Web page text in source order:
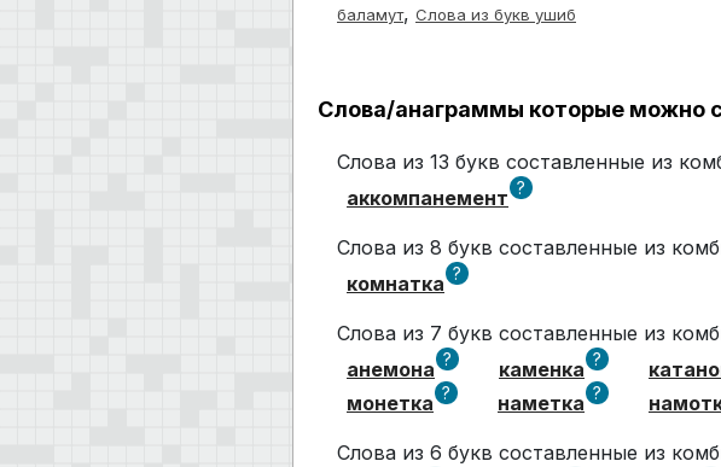
баламут, Слова из букв ушиб
Слова/анаграммы которые можно
Слова из 13 букв составленные из
аккомпанемент ?
Слова из 8 букв составленные из
комнатка ?
Слова из 7 букв составленные из
анемона ? каменка ?
монетка ? наметка ?
Слова из 6 букв составленные из